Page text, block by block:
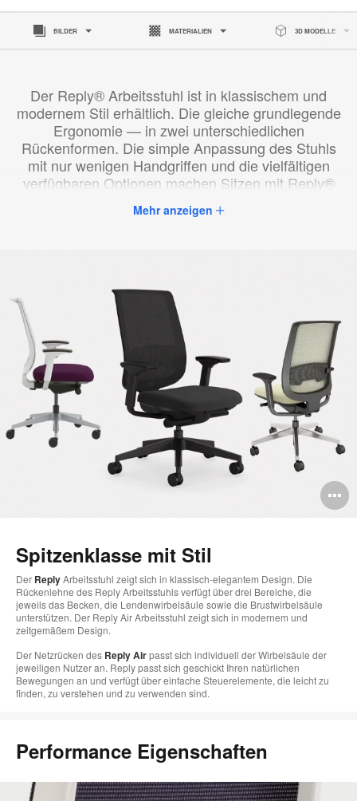
BILDER MATERIALIEN 3D MODELLE
Der Reply® Arbeitsstuhl ist in klassischem und
modernem Stil erhältlich. Die gleiche grundlegende
Ergonomie — in zwei unterschiedlichen
Rückenformen. Die simple Anpassung des Stuhls
mit nur wenigen Handgriffen und die vielfältigen
verfügbaren Optionen machen Sitzen mit Reply®
Mehr anzeigen
Spitzenklasse mit Stil
Der ReplyArbeitsstuhl zeigt sich in klassisch-elegantem Design. Die
Rückenlehne des Reply Arbeitsstuhls verfügt über drei Bereiche, die
jeweils das Becken, die Lendenwirbelsäule sowie die Brustwirbelsäule
unterstützen. Der Reply Air Arbeitsstuhl zeigt sich in modernem und
zeitgemäßem Design.
Der Netzrücken des Reply Airpasst sich individuell der Wirbelsäule der
jeweiligen Nutzer an. Reply passt sich geschickt Ihren natürlichen
Bewegungen an und verfügt über einfache Steuerelemente, die leicht zu
finden, zu verstehen und zu verwenden sind.
Performance Eigenschaften